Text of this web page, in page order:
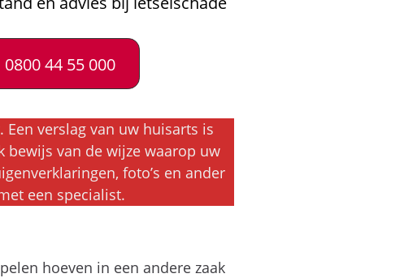
0800 44 55 000
verslag van uw huisarts is
bewijs van de wijze waarop uw
foto’s en ander
een specialist.
hoeven in een andere zaak